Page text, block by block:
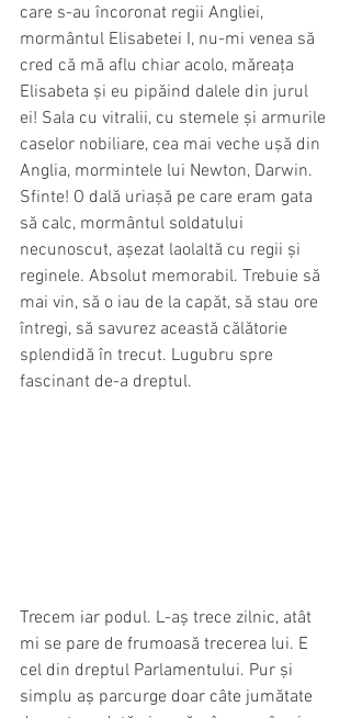
care s-au încoronat regii Angliei,
mormântul Elisabetei I, nu-mi venea să
cred că mă aflu chiar acolo, măreața
Elisabeta și eu pipăind dalele din jurul
ei! Sala cu vitralii, cu stemele și armurile
caselor nobiliare, cea mai veche ușă din
Anglia, mormintele lui Newton, Darwin.
Sfinte! O dală uriașă pe care eram gata
să calc, mormântul soldatului
necunoscut, așezat laolaltă cu regii și
reginele. Absolut memorabil. Trebuie să
mai vin, să o iau de la capăt, să stau ore
întregi, să savurez această călătorie
splendidă în trecut. Lugubru spre
fascinant de-a dreptul.
Trecem iar podul. L-aș trece zilnic, atât
mi se pare de frumoasă trecerea lui. E
cel din dreptul Parlamentului. Pur și
simplu aș parcurge doar câte jumătate